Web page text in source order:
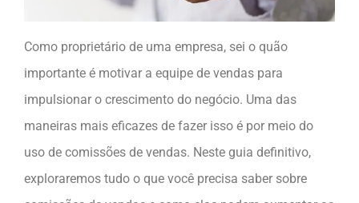
Como proprietário de uma empresa, sei o quão
importante é motivar a equipe de vendas para
impulsionar o crescimento do negócio. Uma das
maneiras mais eficazes de fazer isso é por meio do
uso de comissões de vendas. Neste guia definitivo,
exploraremos tudo o que você precisa saber sobre